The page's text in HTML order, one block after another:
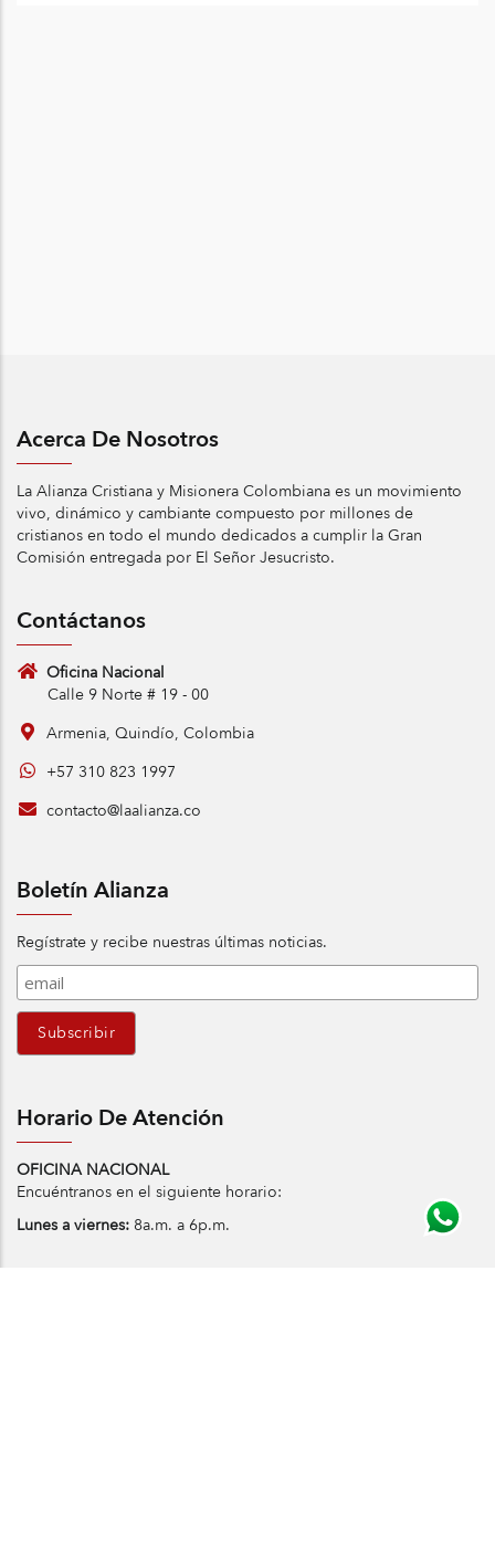
Acerca De Nosotros
La Alianza Cristiana y Misionera Colombiana es un movimiento
vivo, dinámico y cambiante compuesto por millones de
cristianos en todo el mundo dedicados a cumplir la Gran
Comisión entregada por El Señor Jesucristo.
Contáctanos
Oficina Nacional
Calle 9 Norte # 19 - 00
Armenia, Quindío, Colombia
+57 310 823 1997
contacto@laalianza.co
Boletín Alianza
Regístrate y recibe nuestras últimas noticias.
Horario De Atención
OFICINA NACIONAL
Encuéntranos en el siguiente horario:
Lunes a viernes: 8a.m. a 6p.m.